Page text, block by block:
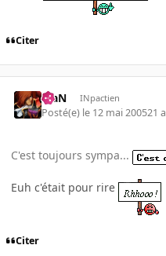
Citer
KiaN INpactien
Posté(e) le 12 mai 200521 a
C'est toujours sympa...
Euh c'était pour rire
Citer